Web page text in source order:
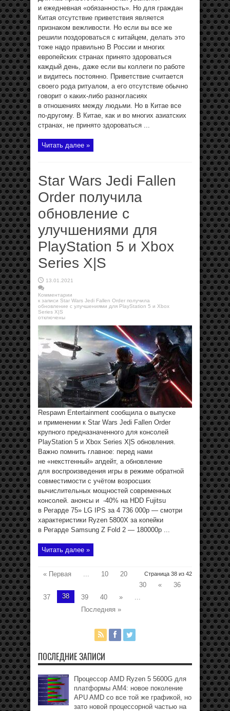
и ежедневная «обязанность». Но для граждан
Китая отсутствие приветствия является
признаком вежливости. Но если вы все же
решили поздороваться с китайцем, делать это
тоже надо правильно В России и многих
европейских странах принято здороваться
каждый день, даже если вы коллеги по работе
и видитесь постоянно. Приветствие считается
своего рода ритуалом, а его отсутствие обычно
говорит о каких-либо разногласиях
в отношениях между людьми. Но в Китае все
по-другому. В Китае, как и во многих азиатских
странах, не принято здороваться ...
Читать далее »
Star Wars Jedi Fallen
Order получила
обновление с
улучшениями для
PlayStation 5 и Xbox
Series X|S
13.01.2021
Комментарии
к записи Star Wars Jedi Fallen Order получила
обновление с улучшениями для PlayStation 5 и Xbox
Series X|S
отключены
Respawn Entertainment сообщила о выпуске
и применении к Star Wars Jedi Fallen Order
крупного предназначенного для консолей
PlayStation 5 и Xbox Series X|S обновления.
Важно помнить главное: перед нами
не «некстгенный» апдейт, а обновление
для воспроизведения игры в режиме обратной
совместимости с учётом возросших
вычислительных мощностей современных
консолей. анонсы и -40% на HDD Fujitsu
в Регарде 75» LG IPS за 4 736 000р — смотри
характеристики Ryzen 5800X за копейки
в Регарде Samsung Z Fold 2 — 180000р ...
Читать далее »
Страница 38 из 42
« Первая ... 10
20
30
«
36
37
38 39 40 »
...
Последняя »
ПОСЛЕДНИЕ ЗАПИСИ
Процессор AMD Ryzen 5 5600G для
платформы АМ4: новое поколение
APU AMD со все той же графикой, но
зато новой процессорной частью на